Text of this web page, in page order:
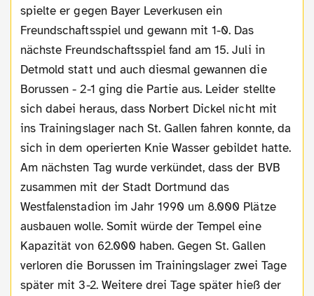
spielte er gegen Bayer Leverkusen ein
Freundschaftsspiel und gewann mit 1-0. Das
nächste Freundschaftsspiel fand am 15. Juli in
Detmold statt und auch diesmal gewannen die
Borussen - 2-1 ging die Partie aus. Leider stellte
sich dabei heraus, dass Norbert Dickel nicht mit
ins Trainingslager nach St. Gallen fahren konnte, da
sich in dem operierten Knie Wasser gebildet hatte.
Am nächsten Tag wurde verkündet, dass der BVB
zusammen mit der Stadt Dortmund das
Westfalenstadion im Jahr 1990 um 8.000 Plätze
ausbauen wolle. Somit würde der Tempel eine
Kapazität von 62.000 haben. Gegen St. Gallen
verloren die Borussen im Trainingslager zwei Tage
später mit 3-2. Weitere drei Tage später hieß der